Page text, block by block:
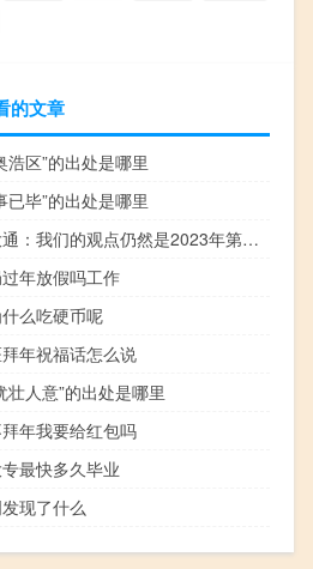
的文章
浩区”的出处是哪里
已毕”的出处是哪里
摩根大通：我们的观点仍然是2023年第三季度观察到的库存减少将在2023年第四季度和2024年转变为轻微增加布伦特原油价格将在年底达到86美元并在2024年平均为83美元
年放假吗工作
么吃硬币呢
年祝福话怎么说
壮人意”的出处是哪里
年我要给红包吗
最快多久毕业
现了什么